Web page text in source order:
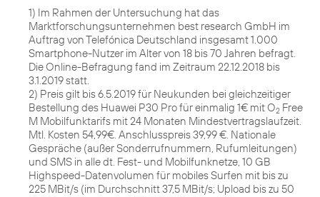
1) Im Rahmen der Untersuchung hat das
Marktforschungsunternehmen best research GmbH im
Auftrag von Telefónica Deutschland insgesamt 1.000
Smartphone-Nutzer im Alter von 18 bis 70 Jahren befragt.
Die Online-Befragung fand im Zeitraum 22.12.2018 bis
3.1.2019 statt.
2) Preis gilt bis 6.5.2019 für Neukunden bei gleichzeitiger
Bestellung des Huawei P30 Pro für einmalig 1€ mit O2 Free
M Mobilfunktarifs mit 24 Monaten Mindestvertragslaufzeit.
Mtl. Kosten 54,99€. Anschlusspreis 39,99 €. Nationale
Gespräche (außer Sonderrufnummern, Rufumleitungen)
und SMS in alle dt. Fest- und Mobilfunknetze, 10 GB
Highspeed-Datenvolumen für mobiles Surfen mit bis zu
225 MBit/s (im Durchschnitt 37,5 MBit/s; Upload bis zu 50